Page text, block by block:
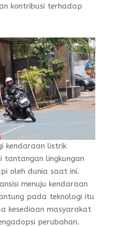
kontribusi terhadap
kendaraan listrik
tantangan lingkungan
oleh dunia saat ini.
menuju kendaraan
pada teknologi itu
kesediaan masyarakat
perubahan.